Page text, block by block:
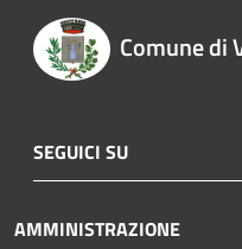
Comune di
SEGUICI SU
AMMINISTRAZIONE